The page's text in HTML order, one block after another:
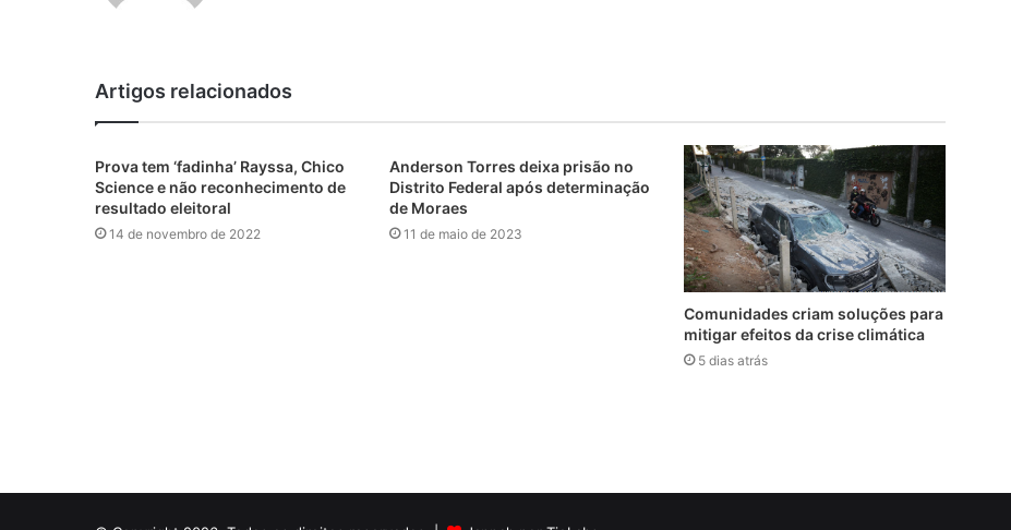
Artigos relacionados
Prova tem ‘fadinha’ Rayssa, Chico
Science e não reconhecimento de
resultado eleitoral
14 de novembro de 2022
Anderson Torres deixa prisão no
Distrito Federal após determinação
de Moraes
11 de maio de 2023
Comunidades criam soluções para
mitigar efeitos da crise climática
5 dias atrás